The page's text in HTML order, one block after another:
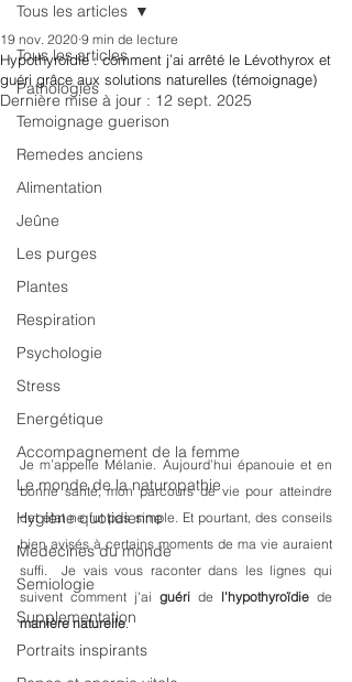
Tous les articles
Pathologies
Temoignage guerison
Remedes anciens
Alimentation
Jeûne
Les purges
Plantes
Respiration
Psychologie
Stress
Energétique
Accompagnement de la femme
Le monde de la naturopathie
Hygiène quotidienne
Medecines du monde
Semiologie
Supplementation
Portraits inspirants
Tous les articles
Hypothyroïdie : comment j’ai arrêté le Lévothyrox et
guéri grâce aux solutions naturelles (témoignage)
19 nov. 2020 9 min de lecture
Dernière mise à jour : 12 sept. 2025
Je m’appelle Mélanie. Aujourd’hui épanouie et en
bonne santé, mon parcours de vie pour atteindre
cet état ne fut pas simple. Et pourtant, des conseils
bien avisés à certains moments de ma vie auraient
suffi.  Je vais vous raconter dans les lignes qui
suivent comment j'ai guéri de l'hypothyroïdie
manière naturelle.